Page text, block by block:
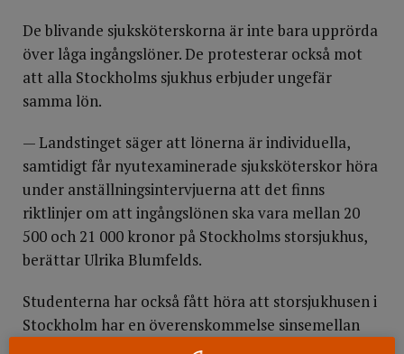
De blivande sjuksköterskorna är inte bara upprörda
över låga ingångslöner. De protesterar också mot
att alla Stockholms sjukhus erbjuder ungefär
samma lön.
— Landstinget säger att lönerna är individuella,
samtidigt får nyutexaminerade sjuksköterskor höra
under anställningsintervjuerna att det finns
riktlinjer om att ingångslönen ska vara mellan 20
500 och 21 000 kronor på Stockholms storsjukhus,
berättar Ulrika Blumfelds.
Studenterna har också fått höra att storsjukhusen i
Stockholm har en överenskommelse sinsemellan
om att inte bjuda över varandra i lön för att locka